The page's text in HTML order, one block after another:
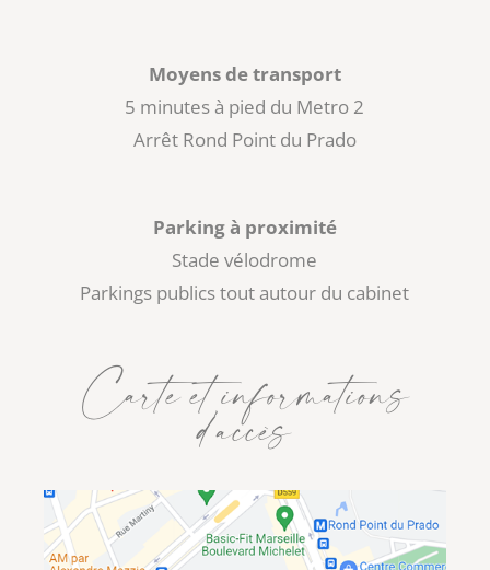
Moyens de transport
5 minutes à pied du Metro 2
Arrêt Rond Point du Prado
Parking à proximité
Stade vélodrome
Parkings publics tout autour du cabinet
Carte et informations
d’accès